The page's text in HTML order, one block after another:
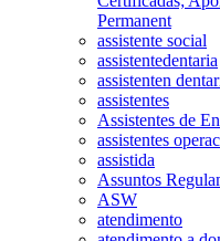
Permanent
assistente social
assistentedentaria
assistenten
assistentes
Assistentes de
assistentes
assistida
Assuntos
ASW
atendimento